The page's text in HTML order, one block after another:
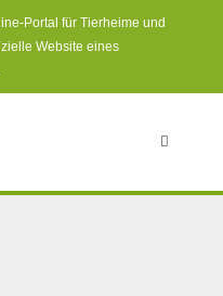
Portal für Tierheime und
Website eines